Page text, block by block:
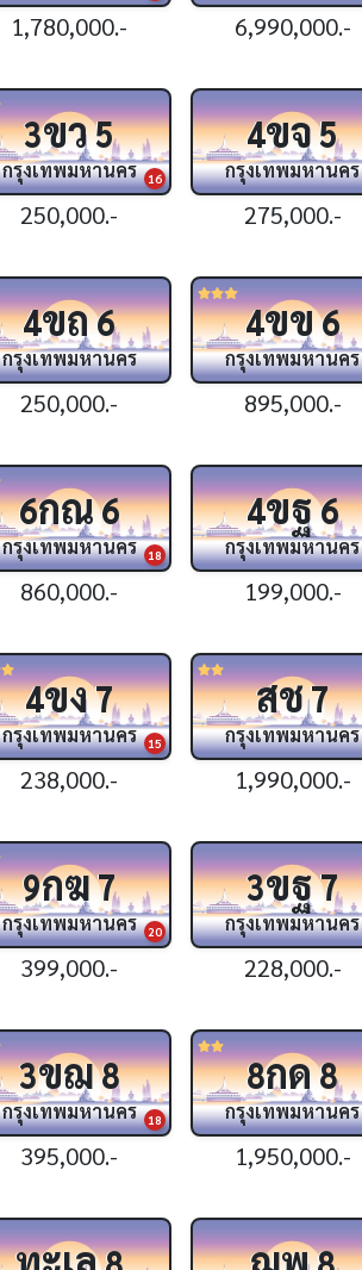
1,780,000.- 6,990,000.-
16
3ขว5
กรุงเทพมหานคร
250,000.-
4ขจ5
กรุงเทพมหานคร
275,000.-
4ขถ6
กรุงเทพมหานคร
250,000.-
4ขข6
กรุงเทพมหานคร
895,000.-
18
6กณ6
กรุงเทพมหานคร
860,000.-
4ขฐ6
กรุงเทพมหานคร
199,000.-
15
4ขง7
กรุงเทพมหานคร
238,000.-
สช7
กรุงเทพมหานคร
1,990,000.-
20
9กฆ7
กรุงเทพมหานคร
399,000.-
3ขฐ7
กรุงเทพมหานคร
228,000.-
18
3ขฌ8
กรุงเทพมหานคร
395,000.-
8กด8
กรุงเทพมหานคร
1,950,000.-
ทะเล ฌพ